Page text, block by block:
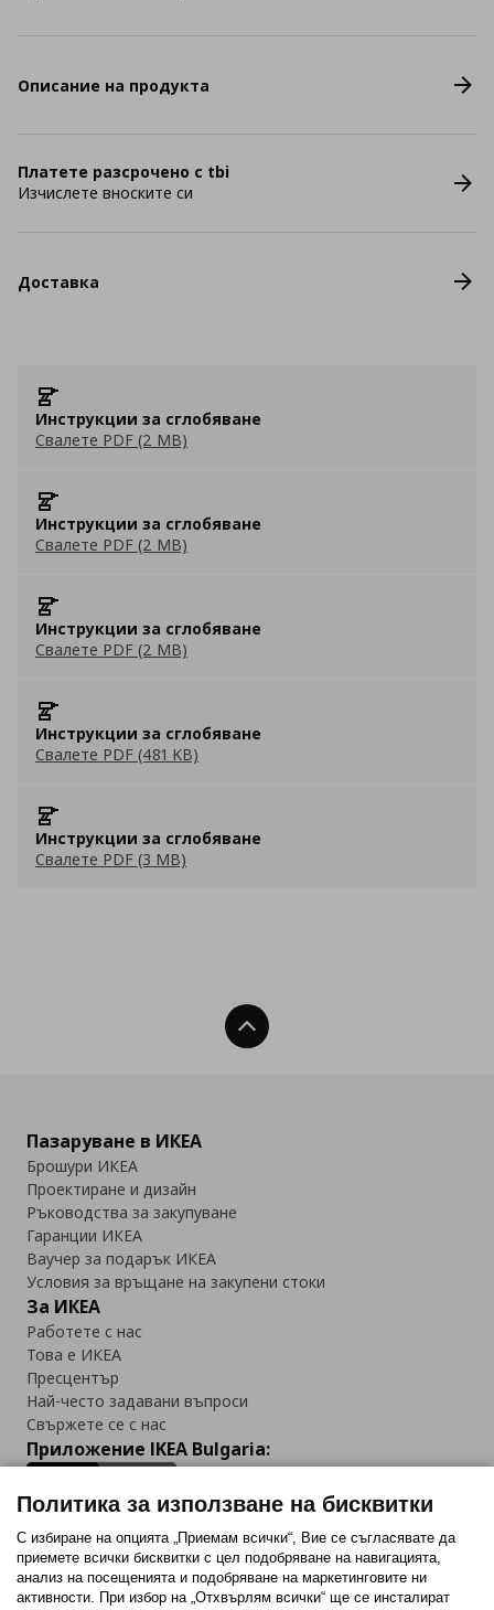
Описание на продукта
Платете разсрочено с tbi
Изчислете вноските си
Доставка
Инструкции за сглобяване
Свалете PDF (2 MB)
Инструкции за сглобяване
Свалете PDF (2 MB)
Инструкции за сглобяване
Свалете PDF (2 MB)
Инструкции за сглобяване
Свалете PDF (481 KB)
Инструкции за сглобяване
Свалете PDF (3 MB)
Нагоре
Пазаруване в ИКЕА
Брошури ИКЕА
Проектиране и дизайн
Ръководства за закупуване
Гаранции ИКЕА
Ваучер за подарък ИКЕА
Условия за връщане на закупени стоки
За ИКЕА
Работете с нас
Това е ИКЕА
Пресцентър
Най-често задавани въпроси
Свържете се с нас
Приложение IKEA Bulgaria:
Последвайте ни:
FacebookTwitterYoutubePinterestInstagram
Политика за използване на бисквитки
С избиране на опцията „Приемам всички“, Вие се съгласявате да
приемете всички бисквитки с цел подобряване на навигацията,
анализ на посещенията и подобряване на маркетинговите ни
активности. При избор на „Отхвърлям всички“ ще се инсталират